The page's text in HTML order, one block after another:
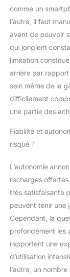
comme un
l’autre, il faut
avant de pouvoir
qui jonglent
limitation
arrière par
sein même de la
difficilement
une partie des
Fiabilité et
risqué ?
L’autonomie
recharges
très satisfaisante
peuvent tenir une
Cependant, la
profondément les
rapportent une
d’utilisation
l’autre, un